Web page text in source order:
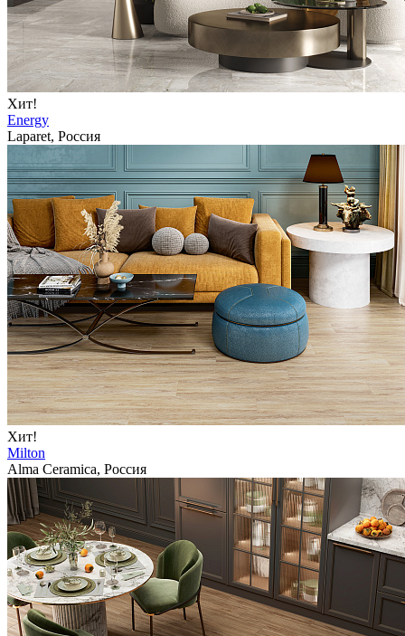
Хит!
Energy
Laparet, Россия
Хит!
Milton
Alma Ceramica, Россия